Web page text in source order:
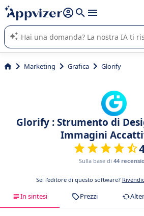
righe con
shift + enter
L'IA di Appvizer vi guida nell'utilizzo o nella
software SaaS per la vostra azienda.
Marketing Grafica Glorify
Glorify : Strumento di
Immagini
Sulla base di 44
Sei l'editore di questo software?
In sintesi Prezzi